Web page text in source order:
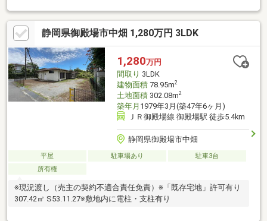
り（2014年修理工事済み）。※過去に井戸があった履歴有り（閉
鎖処理済み）。※敷地内および隣地の樹木越境有り。※物件は現況
渡し。※敷地内に電柱有り。※土地面積に道路後退部分約22㎡が含
まれます。
静岡県御殿場市中畑 1,280万円 3LDK
1,280万円
間取り 3LDK
建物面積78.95m2
土地面積302.08m2
築年月 1979年3月(築47年6ヶ月)
ＪＲ御殿場線 御殿場駅 徒歩5.4km
静岡県御殿場市中畑
平屋 駐車場あり
駐車3台
所有権
※現況渡し（売主の契約不適合責任免責）※「既存宅地」許可有り
307.42㎡ S53.11.27※敷地内に電柱・支柱有り